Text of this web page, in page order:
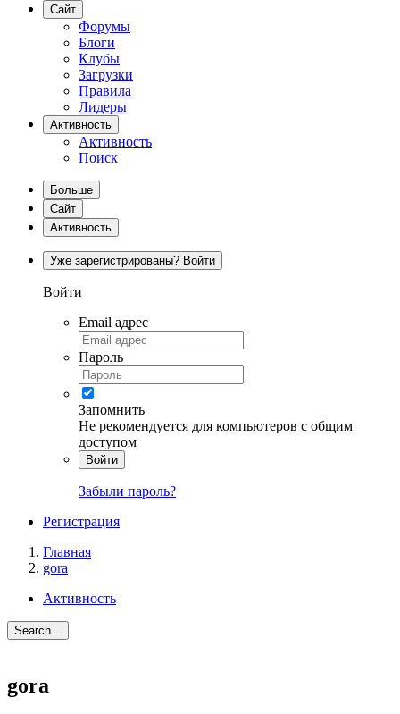
Сайт
Форумы
Блоги
Клубы
Загрузки
Правила
Лидеры
Активность
Активность
Поиск
Больше
Сайт
Активность
Уже зарегистрированы? Войти
Войти
Email адрес
Пароль
Запомнить
Не рекомендуется для компьютеров с общим
доступом
Войти
Забыли пароль?
Регистрация
Главная
gora
Активность
Search...
gora